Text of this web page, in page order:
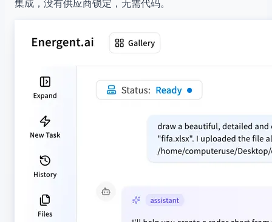
集成，没有供应商锁定，无需代码。